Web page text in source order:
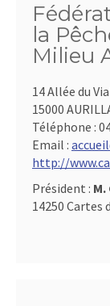
la
Milieu
14 Allée du
15000
Téléphone :
Email :
http://
Président : M.
14250 Cartes